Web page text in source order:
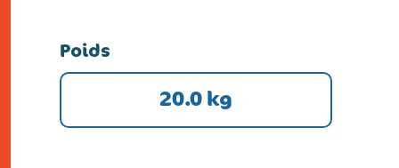
Poids
20.0 kg